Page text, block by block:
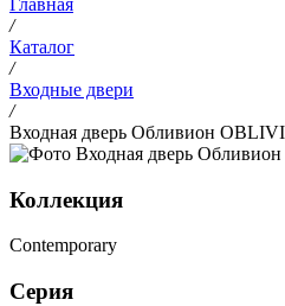
Главная
/
Каталог
/
Входные двери
/
Входная дверь Обливион
Коллекция
Contemporary
Серия